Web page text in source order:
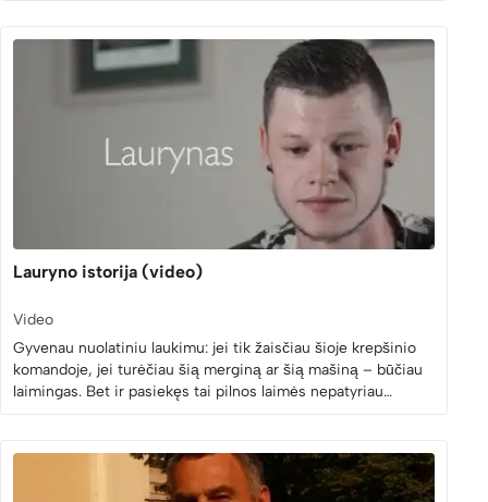
Lauryno istorija (video)
Video
Gyvenau nuolatiniu laukimu: jei tik žaisčiau šioje krepšinio
komandoje, jei turėčiau šią merginą ar šią mašiną – būčiau
laimingas. Bet ir pasiekęs tai pilnos laimės nepatyriau…